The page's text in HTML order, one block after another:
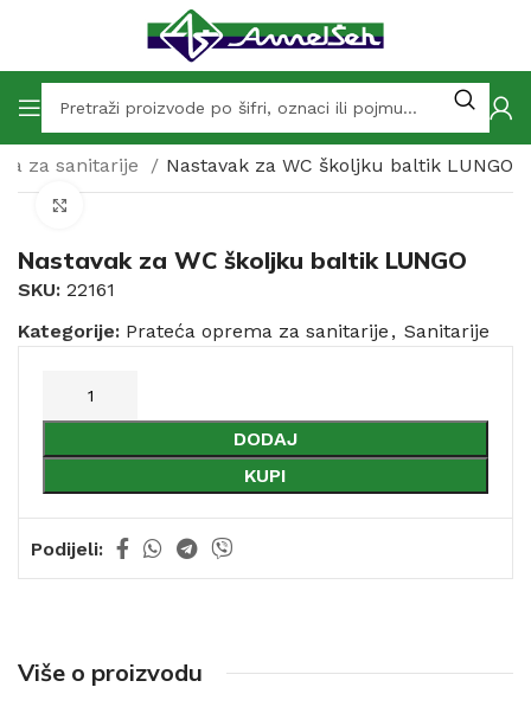
za sanitarije Nastavak za WC školjku baltik LUNGO
Nastavak za WC školjku baltik LUNGO
SKU: 22161
Kategorije: Prateća oprema za sanitarije , Sanitarije
DODAJ
KUPI
Podijeli:
Više o proizvodu